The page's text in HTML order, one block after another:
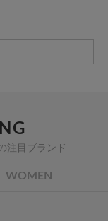
注目ブランド
WOMEN